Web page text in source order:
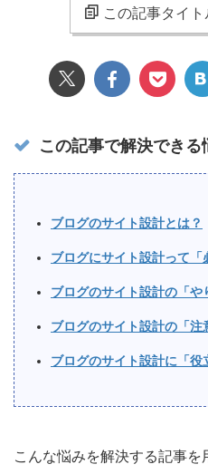
この記事タイ
この記事で解決できる
ブログのサイト設計とは？
ブログにサイト設計って「
ブログのサイト設計の「や
ブログのサイト設計の「注
ブログのサイト設計に「役
こんな悩みを解決する記事を